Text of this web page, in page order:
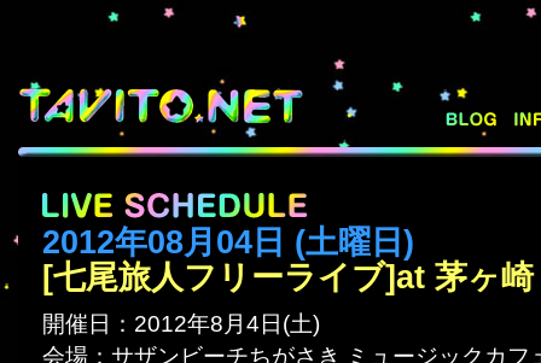
2012年08月04日 (土曜日)
[七尾旅人フリーライブ]at 茅ヶ崎
開催日：2012年8月4日(土)
会場：サザンビーチちがさき ミュージックカ